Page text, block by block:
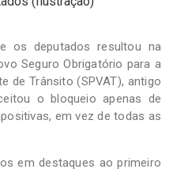
os deputados resultou na
Seguro Obrigatório para a
de Trânsito (SPVAT), antigo
o bloqueio apenas de
em vez de todas as
em destaques ao primeiro